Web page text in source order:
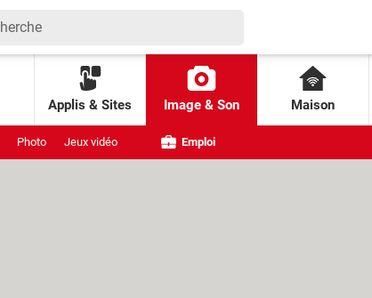
Applis & Sites Image & Son Maison
Photo Jeux vidéo Emploi